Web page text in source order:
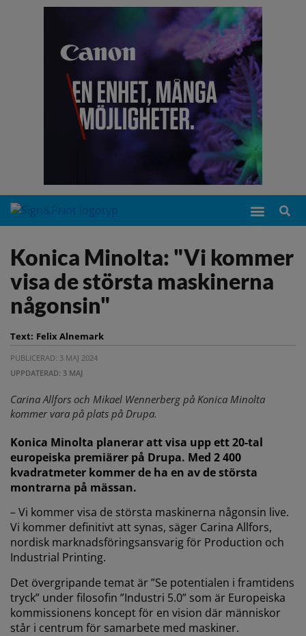
Konica Minolta: "Vi kommer
visa de största maskinerna
någonsin"
Text: Felix Alnemark
PUBLICERAD: 3 MAJ 2024
UPPDATERAD: 3 MAJ
Carina Allfors och Mikael Wennerberg på Konica Minolta
kommer vara på plats på Drupa.
Konica Minolta planerar att visa upp ett 20-tal
europeiska premiärer på Drupa. Med 2 400
kvadratmeter kommer de ha en av de största
montrarna på mässan.
– Vi kommer visa de största maskinerna någonsin live.
Vi kommer definitivt att synas, säger Carina Allfors,
nordisk marknadsföringsansvarig för Production och
Industrial Printing.
Det övergripande temat är ”Se potentialen i framtidens
tryck” under filosofin ”Industri 5.0” som är Europeiska
kommissionens koncept för en vision där människor
står i centrum för samarbete med maskiner.